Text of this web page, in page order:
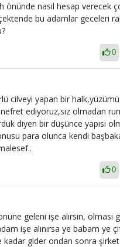
önünde nasıl hesap verecek
bu adamlar geceleri
0
cilveyi yapan bir
ediyoruz,siz olmadan
diyen bir düşünce yapısı
para olunca kendi
0
geleni işe alırsın, olması
işe alınırsa ye babam ye
kadar gider ondan sonra